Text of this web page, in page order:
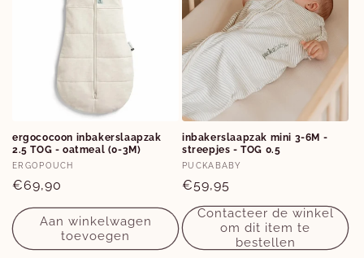
ergococoon inbakerslaapzak
2.5 TOG - oatmeal (0-3M)
Verkoper:
ERGOPOUCH
Normale
prijs
€69,90
Aan winkelwagen
toevoegen
inbakerslaapzak mini 3-6M -
streepjes - TOG 0.5
Verkoper:
PUCKABABY
Normale
prijs
€59,95
Contacteer de winkel
om dit item te
bestellen